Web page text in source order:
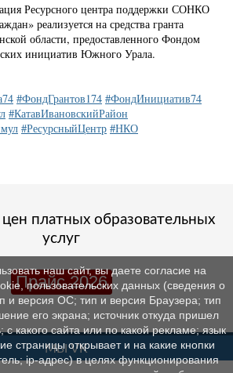
Ресурсного центра поддержки СОНКО
реализуется на средства гранта
области, предоставленного Фондом
инициатив Южного Урала.
#ФондГрантов174 #ФондИнициатив74
#КатавИвановскийРайон
#РесурсныйЦентр #НКО
цен платных образовательных
услуг
Прайс 2026
МЫ VK
наш сайт, вы даете согласие на
пользовательских данных (сведения о
и версия ОС; тип и версия Браузера; тип
его экрана; источник откуда пришел
с какого сайта или по какой рекламе; язык
страницы открывает и на какие кнопки
ip-адрес) в целях функционирования